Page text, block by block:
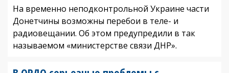
На временно неподконтрольной Украине части
Донетчины возможны перебои в теле- и
радиовещании. Об этом предупредили в так
называемом «министерстве связи ДНР».